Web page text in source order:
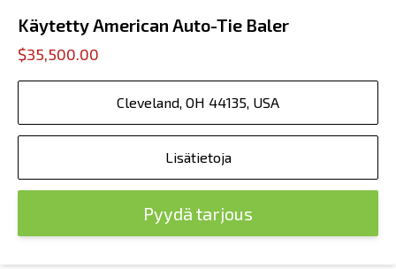
Käytetty American Auto-Tie Baler
$35,500.00
Cleveland, OH 44135, USA
Lisätietoja
Pyydä tarjous